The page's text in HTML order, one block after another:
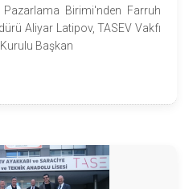
Pazarlama Birimi'nden Farruh
Aliyar Latipov, TASEV Vakfı
Başkan